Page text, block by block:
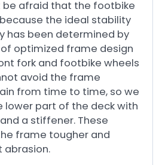
be afraid that the footbike
the ideal stability
has been determined by
optimized frame design
fork and footbike wheels
avoid the frame
from time to time, so we
lower part of the deck with
a stiffener. These
frame tougher and